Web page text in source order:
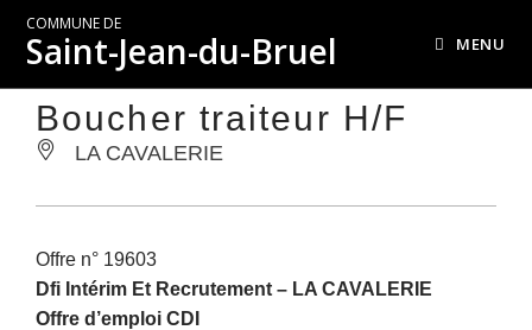
COMMUNE DE
Saint-Jean-du-Bruel MENU
Boucher traiteur H/F
LA CAVALERIE
Offre n° 19603
Dfi Intérim Et Recrutement – LA CAVALERIE
Offre d’emploi CDI